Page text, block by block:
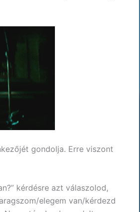
gondolja. Erre viszont
kérdésre azt válaszolod,
elegem van/kérdezd